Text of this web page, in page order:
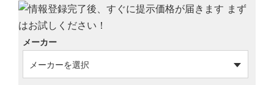
メーカー